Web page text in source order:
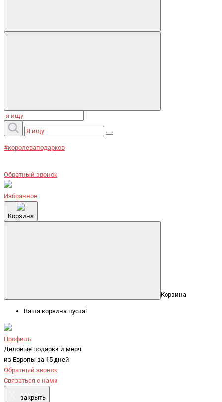
#королеваподарков
Обратный звонок
Избранное
Корзина
Корзина
Ваша корзина пуста!
Профиль
Деловые подарки и мерч
из Европы за 15 дней
Обратный звонок
Связаться с нами
закрыть